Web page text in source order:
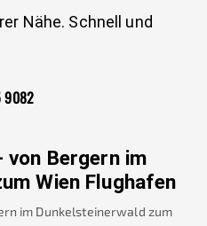
Nähe. Schnell und
9082
von Bergern im
Wien Flughafen
im Dunkelsteinerwald zum